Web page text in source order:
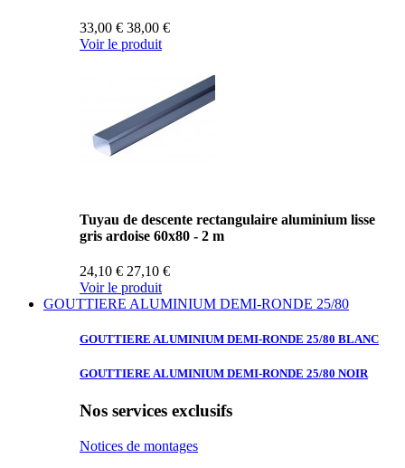
33,00 € 38,00 €
Voir le produit
Tuyau de descente rectangulaire aluminium lisse
gris ardoise 60x80 - 2 m
24,10 € 27,10 €
Voir le produit
GOUTTIERE ALUMINIUM DEMI-RONDE 25/80
GOUTTIERE ALUMINIUM DEMI-RONDE 25/80 BLANC
GOUTTIERE ALUMINIUM DEMI-RONDE 25/80 NOIR
Nos services exclusifs
Notices de montages